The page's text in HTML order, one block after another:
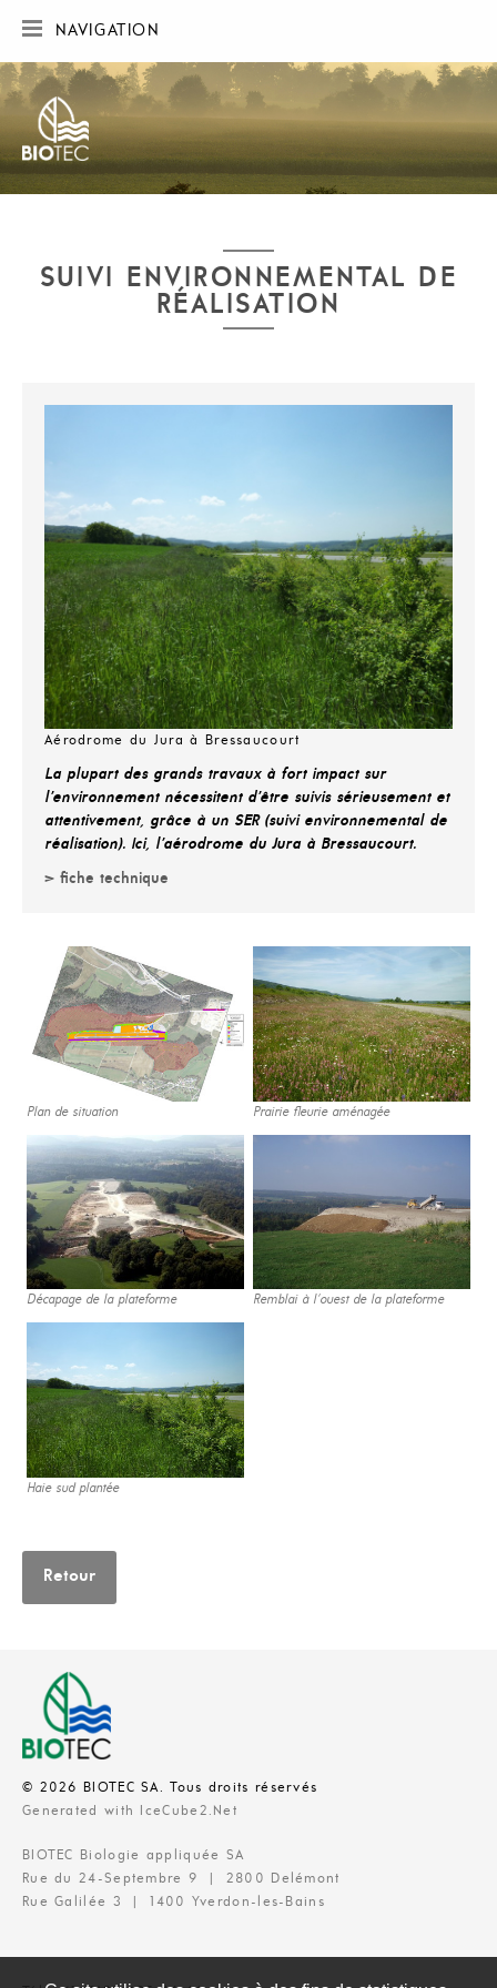
NAVIGATION
ACCUEIL
RÉALISATIONS
CARTE DES RÉALISATIONS
CONTACT
SUIVI ENVIRONNEMENTAL DE
RÉALISATION
Aérodrome du Jura à Bressaucourt
La plupart des grands travaux à fort impact sur
l’environnement nécessitent d’être suivis sérieusement et
attentivement, grâce à un SER (suivi environnemental de
réalisation). Ici, l’aérodrome du Jura à Bressaucourt.
> fiche technique
Plan de situation Prairie fleurie aménagée
Décapage de la plateforme Remblai à l'ouest de la plateforme
Haie sud plantée
Retour
© 2026 BIOTEC SA. Tous droits réservés
Generated with IceCube2.Net
BIOTEC Biologie appliquée SA
Rue du 24-Septembre 9 | 2800 Delémont
Rue Galilée 3 | 1400 Yverdon-les-Bains